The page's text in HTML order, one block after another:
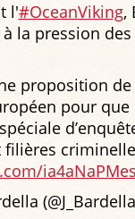
l'#OceanViking,
la pression
proposition
pour que
filières
ia4aNaPMes